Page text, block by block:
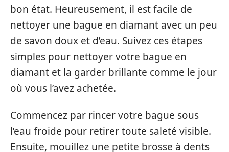
bon état. Heureusement, il est facile de
nettoyer une bague en diamant avec un peu
de savon doux et d’eau. Suivez ces étapes
simples pour nettoyer votre bague en
diamant et la garder brillante comme le jour
où vous l’avez achetée.
Commencez par rincer votre bague sous
l’eau froide pour retirer toute saleté visible.
Ensuite, mouillez une petite brosse à dents